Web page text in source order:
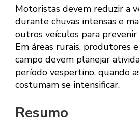
Motoristas devem reduzir a
durante chuvas intensas e
outros veículos para
Em áreas rurais, produtores
campo devem planejar
período vespertino, quando
costumam se intensificar.
Resumo